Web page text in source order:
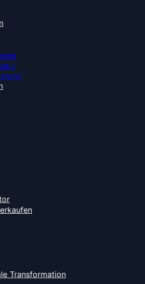
Transformation